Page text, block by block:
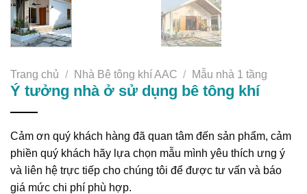
Trang chủ / Nhà Bê tông khí AAC / Mẫu nhà 1 tầng
Ý tưởng nhà ở sử dụng bê tông khí
Cảm ơn quý khách hàng đã quan tâm đến sản phẩm, cảm
phiền quý khách hãy lựa chọn mẫu mình yêu thích ưng ý
và liên hệ trực tiếp cho chúng tôi để được tư vấn và báo
giá mức chi phí phù hợp.